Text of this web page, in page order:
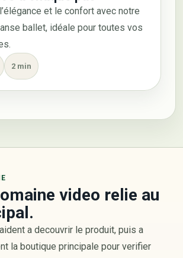
et le confort avec notre
ballet, idéale pour toutes vos
2 min
video relie au
a decouvrir le produit, puis a
la boutique principale pour verifier